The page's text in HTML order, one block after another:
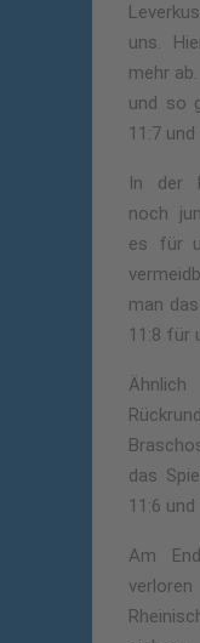
uns.
mehr
und so
11:7
In der
noch
es für
man
11:8 für
das
11:6
Am